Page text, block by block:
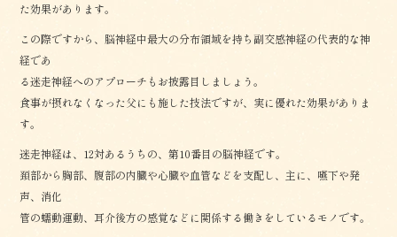
た効果があります。
この際ですから、脳神経中最大の分布領域を持ち副交感神経の代表的な神
経であ
る迷走神経へのアプローチもお披露目しましょう。
食事が摂れなくなった父にも施した技法ですが、実に優れた効果がありま
す。
迷走神経は、12対あるうちの、第10番目の脳神経です。
頚部から胸部、腹部の内臓や心臓や血管などを支配し、主に、嚥下や発
声、消化
管の蠕動運動、耳介後方の感覚などに関係する働きをしているモノです。